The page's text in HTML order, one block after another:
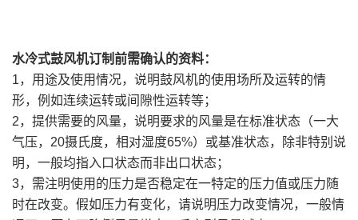
水冷式鼓风机订制前需确认的资料：
1，用途及使用情况，说明鼓风机的使用场所及运转的情
形，例如连续运转或间隙性运转等；
2，提供需要的风量，说明要求的风量是在标准状态（一大
气压，20摄氏度，相对湿度65%）或基准状态，除非特别说
明，一般均指入口状态而非出口状态；
3，需注明使用的压力是否稳定在一特定的压力值或压力随
时在改变。假如压力有变化，请说明压力改变情况，一般情